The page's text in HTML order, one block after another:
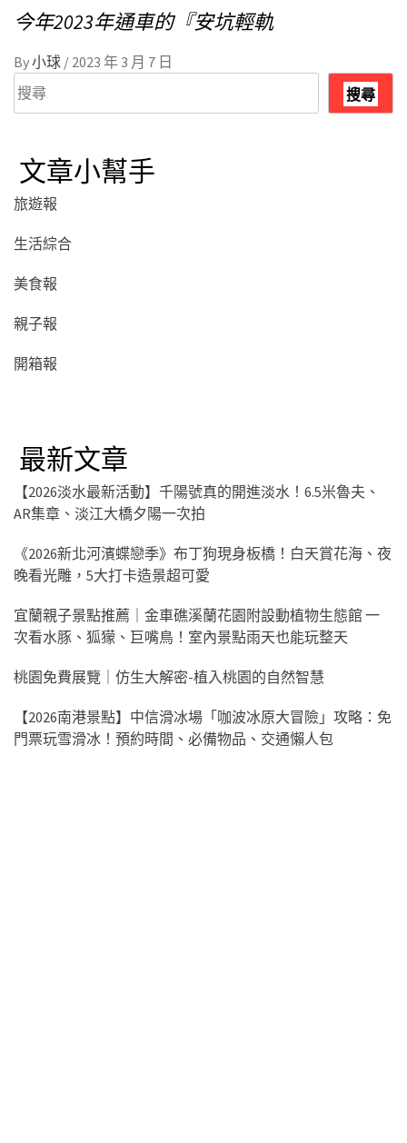
今年2023年通車的『安坑輕軌
By小球 / 2023 年 3 月 7 日
搜
尋
搜尋
文章小幫手
旅遊報
生活綜合
美食報
親子報
開箱報
最新文章
【2026淡水最新活動】千陽號真的開進淡水！6.5米魯夫、
AR集章、淡江大橋夕陽一次拍
《2026新北河濱蝶戀季》布丁狗現身板橋！白天賞花海、夜
晚看光雕，5大打卡造景超可愛
宜蘭親子景點推薦｜金車礁溪蘭花園附設動植物生態館 一
次看水豚、狐獴、巨嘴鳥！室內景點雨天也能玩整天
桃園免費展覽｜仿生大解密-植入桃園的自然智慧
【2026南港景點】中信滑冰場「咖波冰原大冒險」攻略：免
門票玩雪滑冰！預約時間、必備物品、交通懶人包